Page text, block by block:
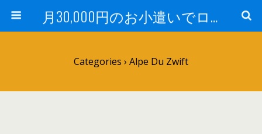
月30,000円のお小遣いでロードバイク
Categories › Alpe Du Zwift